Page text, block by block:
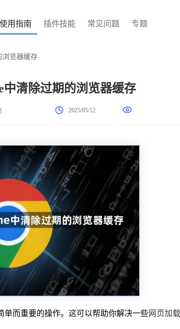
使用指南 插件技能 常见问题 专题
浏览器缓存
中清除过期的浏览器缓存
2025/05/12
单而重要的操作。这可以帮助你解决一些网页加载